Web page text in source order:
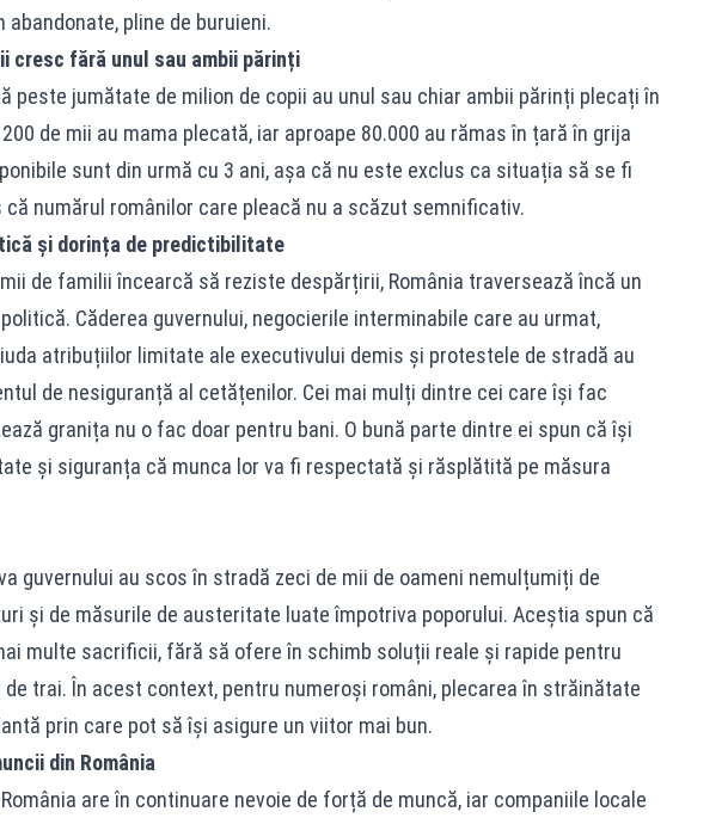
abandonate, pline de buruieni.
cresc fără unul sau ambii părinți
peste jumătate de milion de copii au unul sau chiar ambii părinți plecați în
de mii au mama plecată, iar aproape 80.000 au rămas în țară în grija
sunt din urmă cu 3 ani, așa că nu este exclus ca situația să se fi
numărul românilor care pleacă nu a scăzut semnificativ.
și dorința de predictibilitate
de familii încearcă să reziste despărțirii, România traversează încă un
Căderea guvernului, negocierile interminabile care au urmat,
atribuțiilor limitate ale executivului demis și protestele de stradă au
de nesiguranță al cetățenilor. Cei mai mulți dintre cei care își fac
granița nu o fac doar pentru bani. O bună parte dintre ei spun că își
și siguranța că munca lor va fi respectată și răsplătită pe măsura
guvernului au scos în stradă zeci de mii de oameni nemulțumiți de
și de măsurile de austeritate luate împotriva poporului. Aceștia spun că
multe sacrificii, fără să ofere în schimb soluții reale și rapide pentru
trai. În acest context, pentru numeroși români, plecarea în străinătate
prin care pot să își asigure un viitor mai bun.
din România
are în continuare nevoie de forță de muncă, iar companiile locale